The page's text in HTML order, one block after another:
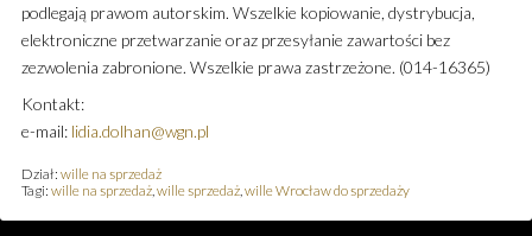
podlegają prawom autorskim. Wszelkie kopiowanie, dystrybucja,
elektroniczne przetwarzanie oraz przesyłanie zawartości bez
zezwolenia zabronione. Wszelkie prawa zastrzeżone. (014-16365)
Kontakt:
e-mail: lidia.dolhan@wgn.pl
Dział: wille na sprzedaż
Tagi: wille na sprzedaż, wille sprzedaż, wille Wrocław do sprzedaży